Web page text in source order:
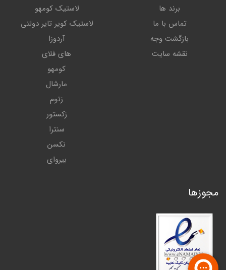
برند ها
تماس با ما
بازگشت وجه
نقشه سایت
لاستیک کومهو
لاستیک کویر تایر دولتی
آردوزا
های فلای
کومهو
مارشال
زتوم
زکستور
سنترا
نکسن
بیروای
مجوزها